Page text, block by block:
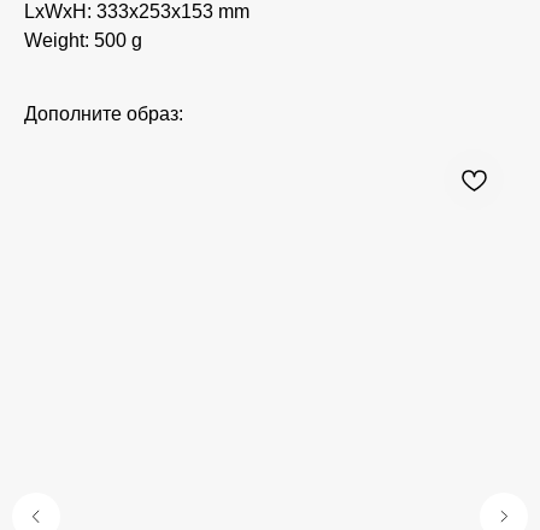
LxWxH: 333x253x153 mm
Weight: 500 g
Дополните образ: